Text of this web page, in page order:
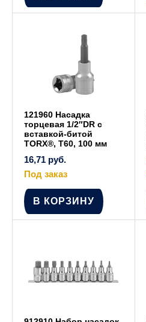
121960 Насадка
торцевая 1/2″DR с
вставкой-битой
TORX®, Т60, 100 мм
16,71 руб.
Под заказ
В КОРЗИНУ